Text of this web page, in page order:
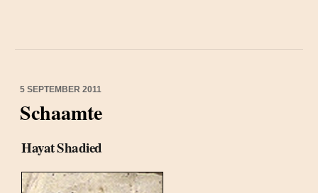
5 SEPTEMBER 2011
Schaamte
Hayat Shadied